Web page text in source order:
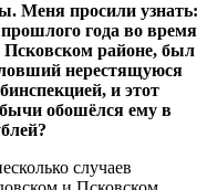
Меня просили узнать:
года во время
Псковском районе, был
нерестящуюся
и этот
обошёлся ему в
случаев